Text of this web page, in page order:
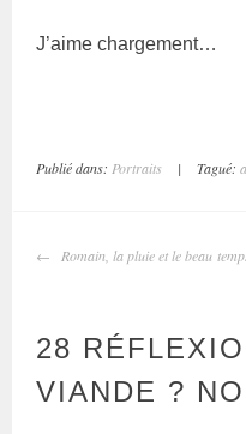
J’aime chargement…
Publié dans: Portraits | Tagué:
NAVIGATION
Romain, la pluie et le beau
28
VIANDE ?